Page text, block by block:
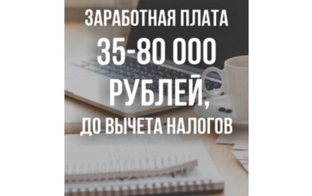
В Новосибирске зафиксирован рост заболеваемости
энтеровирусной инфекцией
В Новосибирске осудили внука за продажу дедова ружья